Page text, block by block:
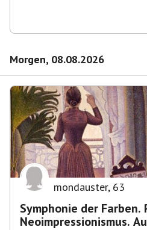
Morgen, 08.08.2026
mondauster, 63
Symphonie der Farben.
Neoimpressionismus.